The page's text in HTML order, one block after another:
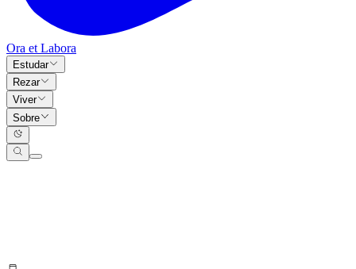
Ora et Labora
Estudar
Rezar
Viver
Sobre